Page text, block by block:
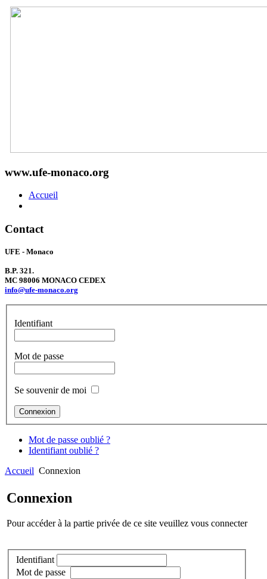
www.ufe-monaco.org
Accueil
Contact
UFE - Monaco
B.P. 321.
MC 98006 MONACO CEDEX
info@ufe-monaco.org
Identifiant
Mot de passe
Se souvenir de moi
Mot de passe oublié ?
Identifiant oublié ?
Accueil Connexion
Connexion
Pour accéder à la partie privée de ce site veuillez vous connecter
Identifiant
Mot de passe